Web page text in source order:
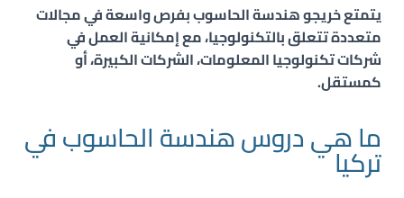
يتمتع خريجو هندسة الحاسوب بفرص واسعة في مجالات
متعددة تتعلق بالتكنولوجيا، مع إمكانية العمل في
شركات تكنولوجيا المعلومات، الشركات الكبيرة، أو
كمستقل.
ما هي دروس هندسة الحاسوب في
تركيا